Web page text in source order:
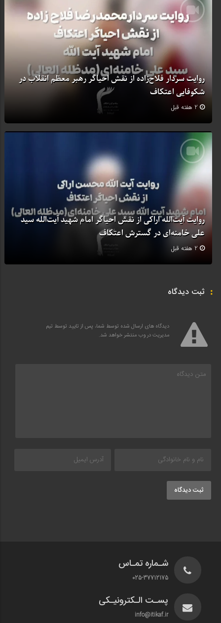
روایت سردار فلاح‌زاده از نقش احیاگر رهبر معظم انقلاب در
شکوفایی اعتکاف
2 هفته قبل
روایت آیت‌الله اراکی از نقش احیاگر امام شهید آیت‌الله سید
علی خامنه‌ای در گسترش اعتکاف
2 هفته قبل
ثبت دیدگاه
دیدگاه های ارسال شده توسط شما، پس از تایید توسط تیم
مدیریت در وب منتشر خواهد شد.
ثبت دیدگاه
شـماره تمـاس
025-37712175
پسـت الـکترونیـکی
info@itikaf.ir